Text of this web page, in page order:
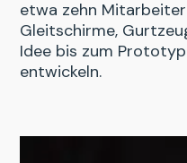
etwa zehn
Gleitschirme,
Idee bis zum
entwickeln.